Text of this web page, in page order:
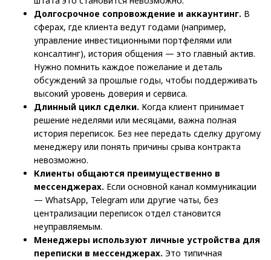
Долгосрочное сопровождение и аккаунтинг. В
сферах, где клиента ведут годами (например,
управление инвестиционными портфелями или
консалтинг), история общения — это главный актив.
Нужно помнить каждое пожелание и деталь
обсуждений за прошлые годы, чтобы поддерживать
высокий уровень доверия и сервиса.
Длинный цикл сделки. Когда клиент принимает
решение неделями или месяцами, важна полная
история переписок. Без нее передать сделку другому
менеджеру или понять причины срыва контракта
невозможно.
Клиенты общаются преимущественно в
мессенджерах. Если основной канал коммуникации
— WhatsApp, Telegram или другие чаты, без
централизации переписок отдел становится
неуправляемым.
Менеджеры используют личные устройства для
переписки в мессенджерах. Это типичная